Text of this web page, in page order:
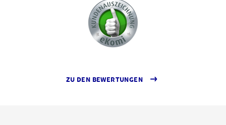
ZU DEN BEWERTUNGEN